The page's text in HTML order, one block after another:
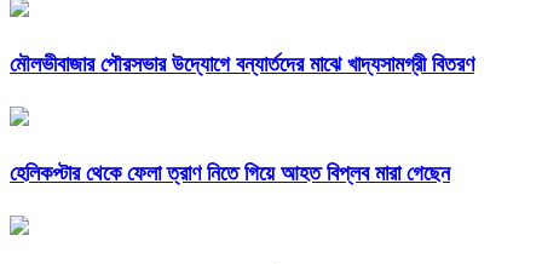
মৌলভীবাজার পৌরসভার উদ্যোগে বন্যার্তদের মাঝে খাদ্যসামগ্রী বিতরণ
হেলিকপ্টার থেকে ফেলা ত্রাণ নিতে গিয়ে আহত বিপ্লব মারা গেছেন